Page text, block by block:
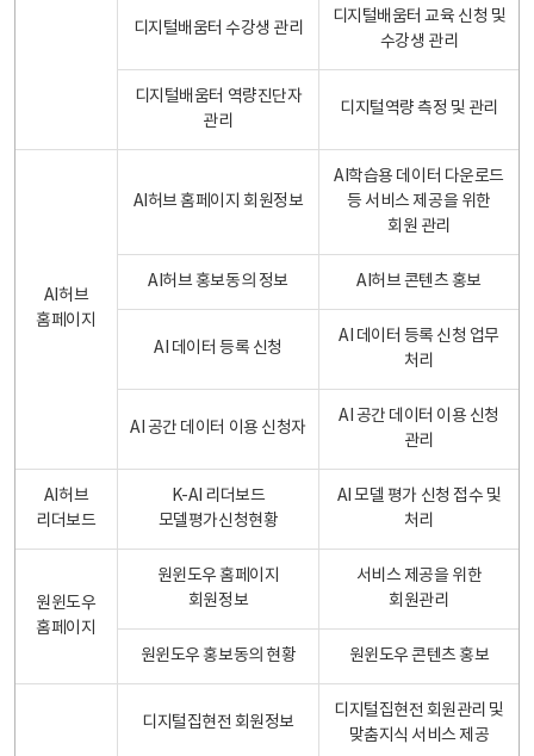
디지털배움터 수강생 관리
디지털배움터 교육 신청 및
수강생 관리
디지털배움터 역량진단자
관리
디지털역량 측정 및 관리
AI허브
홈페이지
AI허브 홈페이지 회원정보
AI학습용 데이터 다운로드
등 서비스 제공을 위한
회원 관리
AI허브 홍보동의 정보 AI허브 콘텐츠 홍보
AI 데이터 등록 신청
AI 데이터 등록 신청 업무
처리
AI 공간 데이터 이용 신청자
AI 공간 데이터 이용 신청
관리
AI허브
리더보드
K-AI 리더보드
모델평가신청현황
AI 모델 평가 신청 접수 및
처리
원윈도우
홈페이지
원윈도우 홈페이지
회원정보
서비스 제공을 위한
회원관리
원윈도우 홍보동의 현황 원윈도우 콘텐츠 홍보
디지털집현전 회원정보
디지털집현전 회원관리 및
맞춤지식 서비스 제공